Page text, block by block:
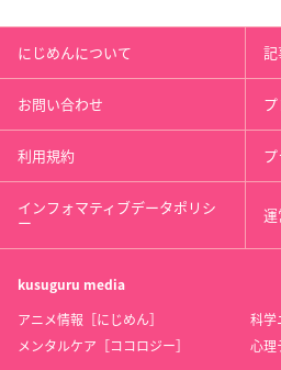
にじめんについて 記
お問い合わせ
利用規約
インフォマティブデータポリシ
ー
kusuguru media
アニメ情報［にじめん］
科学
メンタルケア［ココロジー］
心理